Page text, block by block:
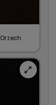
Orzech